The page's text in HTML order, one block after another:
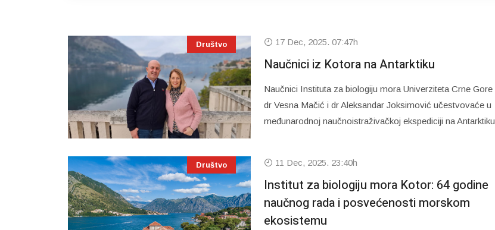
Društvo 17 Dec, 2025. 07:47h
Naučnici iz Kotora na Antarktiku
Naučnici Instituta za biologiju mora Univerziteta Crne Gore
dr Vesna Mačić i dr Aleksandar Joksimović učestvovaće u
međunarodnoj naučnoistraživačkoj ekspediciji na Antarktiku
Društvo 11 Dec, 2025. 23:40h
Institut za biologiju mora Kotor: 64 godine
naučnog rada i posvećenosti morskom
ekosistemu